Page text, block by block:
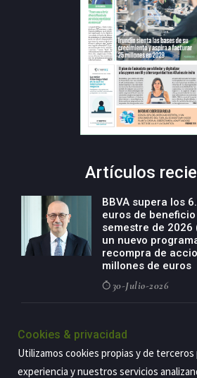
Artículos
BBVA supera los
euros de
semestre de 2026
un nuevo
recompra de
millones de euros
30-Julio-2026
negocio agro con
países
Cookies & privacidad
Utilizamos cookies propias y de terceros
experiencia y nuestros servicios